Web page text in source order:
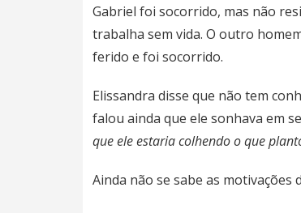
Gabriel foi socorrido, mas não
trabalha sem vida. O outro
ferido e foi socorrido.
Elissandra disse que não tem
falou ainda que ele sonhava em
que ele estaria colhendo o que
Ainda não se sabe as motivações